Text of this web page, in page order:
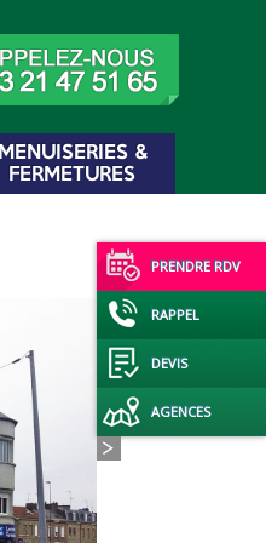
MENUISERIES &
FERMETURES
PRENDRE RDV
DEVIS
RAPPEL
AGENCES